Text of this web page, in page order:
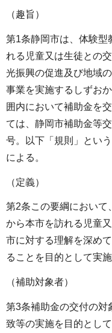
（趣旨）
第1条静岡市は、体験型
れる児童又は生徒との
光振興の促進及び地域
事業を実施するしずお
囲内において補助金を
ては、静岡市補助金等
号。以下「規則」とい
による。
（定義）
第2条この要綱において
から本市を訪れる児童
市に対する理解を深め
ることを目的として実
（補助対象者）
第3条補助金の交付の対
致等の実施を目的とし